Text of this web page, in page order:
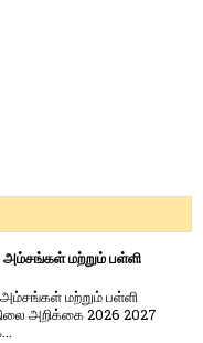
அம்சங்கள் மற்றும் பள்ளி
மற்றும் பள்ளி
அறிக்கை 2026 2027